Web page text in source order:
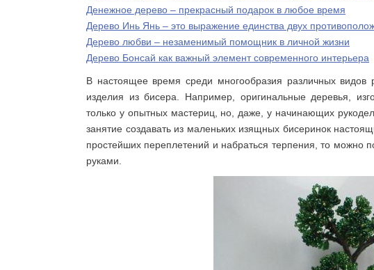
Денежное дерево – прекрасный подарок в любое время
Дерево Инь Янь – это выражение единства двух
Дерево любви – незаменимый помощник в личной жизни
Дерево Бонсай как важный элемент современного интерьера
В настоящее время среди многообразия различных видов
изделия из бисера. Например, оригинальные деревья,
только у опытных мастериц, но, даже, у начинающих
занятие создавать из маленьких изящных бисеринок
простейших переплетений и набраться терпения, то можно
руками.